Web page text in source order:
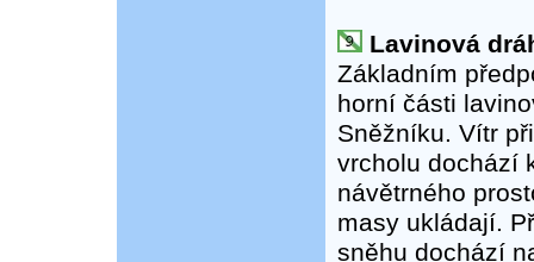
Lavinová
Základním
horní části
Sněžníku. Vítr
vrcholu dochází
návětrného
masy ukládají.
sněhu dochází